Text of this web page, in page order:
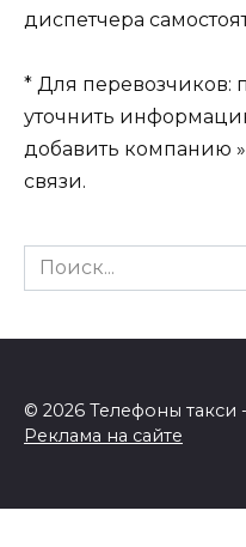
диспетчера
* Для перевозчиков:
уточнить
добавить компанию
связи.
Search
for:
© 2026 Телефоны такси
Реклама на сайте